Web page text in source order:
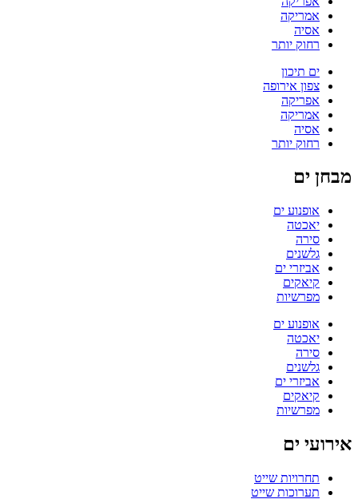
אמריקה
אסיה
רחוק יותר
ים תיכון
צפון אירופה
אפריקה
אמריקה
אסיה
רחוק יותר
מבחן ים
אופנוע ים
יאכטה
סירה
גלשנים
אביזרי ים
קיאקים
מפרשיות
אופנוע ים
יאכטה
סירה
גלשנים
אביזרי ים
קיאקים
מפרשיות
אירועי ים
תחרויות שייט
תערוכות שייט